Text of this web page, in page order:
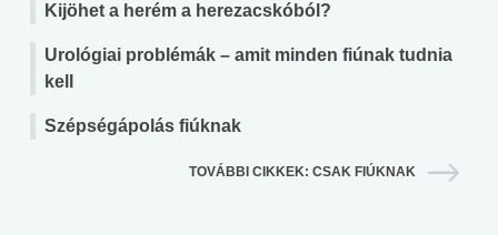
Kijöhet a herém a herezacskóból?
Urológiai problémák – amit minden fiúnak tudnia
kell
Szépségápolás fiúknak
TOVÁBBI CIKKEK: CSAK FIÚKNAK